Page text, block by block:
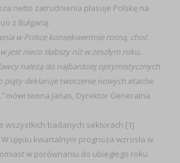
netto zatrudnienia plasuje Polskę na
z Bułgarią.
w Polsce konsekwentnie rosną, choć
nieco słabszy niż w zeszłym roku.
należą do najbardziej optymistycznych
piąty deklaruje tworzenie nowych etatów
mówi Iwona Janas, Dyrektor Generalna
wszystkich badanych sektorach [1]
ujęciu kwartalnym prognoza wzrosła w
w porównaniu do ubiegłego roku